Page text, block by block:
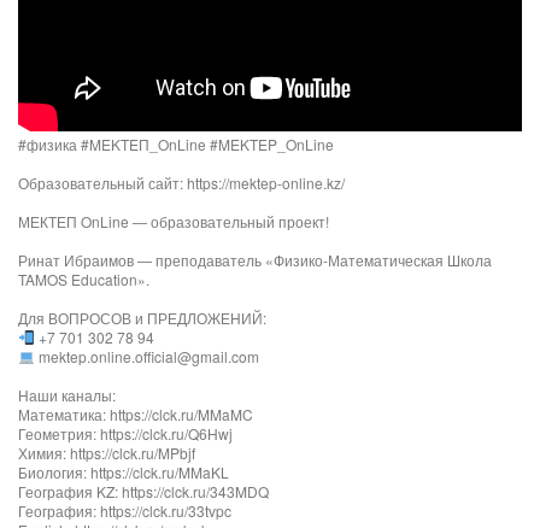
#физика #MEKTEП_OnLine​ #MEKTEP_OnLine​​
Образовательный сайт: https://mektep-online.kz/
МЕКТЕП OnLine — образовательный проект!
Ринат Ибраимов — преподаватель «Физико-Математическая Школа
TAMOS Education».
Для ВОПРОСОВ и ПРЕДЛОЖЕНИЙ:
+7 701 302 78 94
mektep.online.official@gmail.com
Наши каналы:
Математика: https://clck.ru/MMaMC
Геометрия: https://clck.ru/Q6Hwj
Химия: https://clck.ru/MPbjf​
Биология: https://clck.ru/MMaKL​​​​​​
География KZ: https://clck.ru/343MDQ
География: https://clck.ru/33tvpc